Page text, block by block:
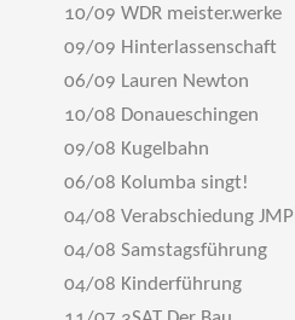
10/09 WDR meister.werke
09/09 Hinterlassenschaft
06/09 Lauren Newton
10/08 Donaueschingen
09/08 Kugelbahn
06/08 Kolumba singt!
04/08 Verabschiedung JMP
04/08 Samstagsführung
04/08 Kinderführung